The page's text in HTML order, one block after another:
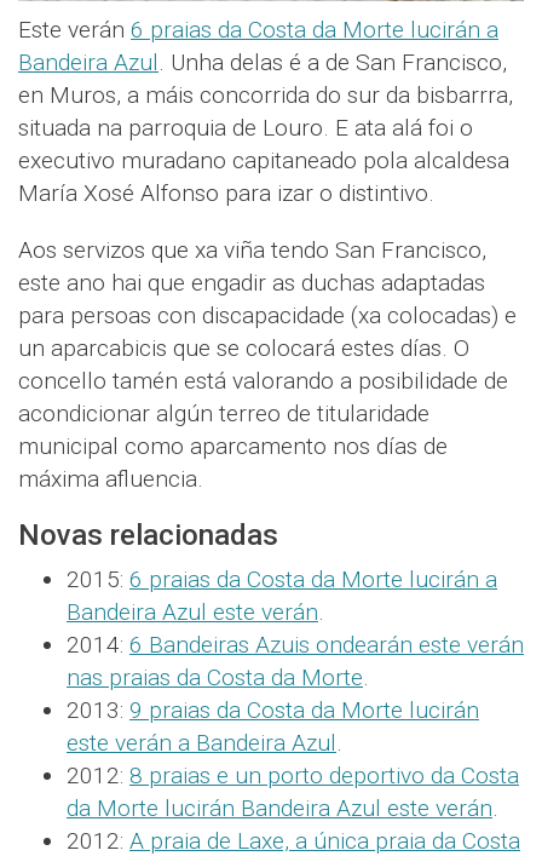
Este verán 6 praias da Costa da Morte lucirán a
Bandeira Azul. Unha delas é a de San Francisco,
en Muros, a máis concorrida do sur da bisbarrra,
situada na parroquia de Louro. E ata alá foi o
executivo muradano capitaneado pola alcaldesa
María Xosé Alfonso para izar o distintivo.
Aos servizos que xa viña tendo San Francisco,
este ano hai que engadir as duchas adaptadas
para persoas con discapacidade (xa colocadas) e
un aparcabicis que se colocará estes días. O
concello tamén está valorando a posibilidade de
acondicionar algún terreo de titularidade
municipal como aparcamento nos días de
máxima afluencia.
Novas relacionadas
2015: 6 praias da Costa da Morte lucirán a
Bandeira Azul este verán.
2014: 6 Bandeiras Azuis ondearán este verán
nas praias da Costa da Morte.
2013: 9 praias da Costa da Morte lucirán
este verán a Bandeira Azul.
2012: 8 praias e un porto deportivo da Costa
da Morte lucirán Bandeira Azul este verán.
2012: A praia de Laxe, a única praia da Costa